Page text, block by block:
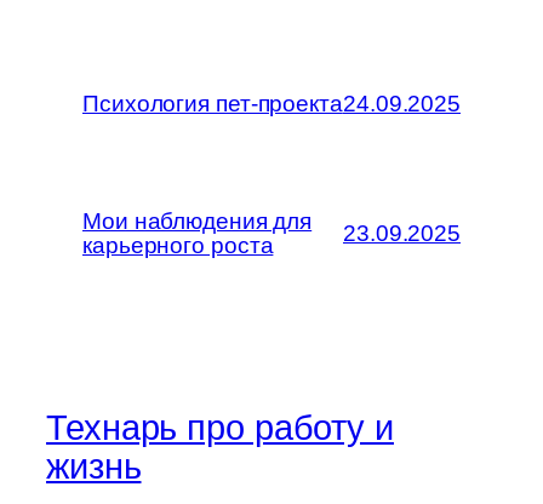
Психология пет-проекта24.09.2025
Мои наблюдения для
карьерного роста
23.09.2025
Технарь про работу и
жизнь